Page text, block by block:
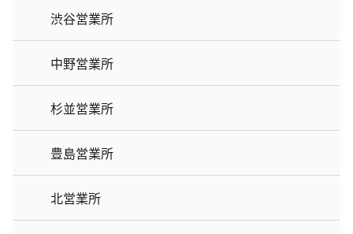
渋谷営業所
中野営業所
杉並営業所
豊島営業所
北営業所